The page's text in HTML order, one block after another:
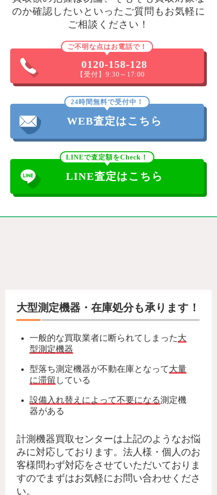
のか確認したいといったご質問もお気軽に
ご相談ください！
ご不明な点はお電話で！
0120-158-128
【受付】9:30～17:00
24時間無料で受付中！
WEB査定はこちら
LINEで査定額をCheck！
LINE査定はこちら
大型測定機器・在庫処分も承ります！
一般的な買取業者に断られてしまった大
型測定機器
型落ち測定機器が不動在庫となって大量
に滞留 している
設備入れ替えによって不要になる測定機
器がある
計測機器買取センターは上記のようなお悩
みに対応しております。法人様・個人のお
客様問わず対応をさせていただいておりま
すのでまずはお気軽にお問い合わせくださ
い。